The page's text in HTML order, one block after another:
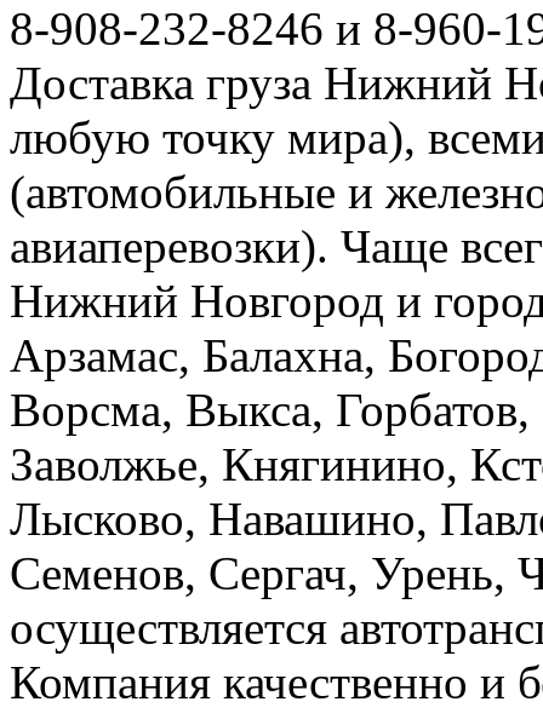
8-908-232-8246 и 8-960-
Доставка груза Нижний
любую точку мира),
(автомобильные и
авиаперевозки). Чаще
Нижний Новгород и
Арзамас, Балахна,
Ворсма, Выкса,
Заволжье, Княгинино,
Лысково, Навашино,
Семенов, Сергач, Урень,
осуществляется
Компания качественно и